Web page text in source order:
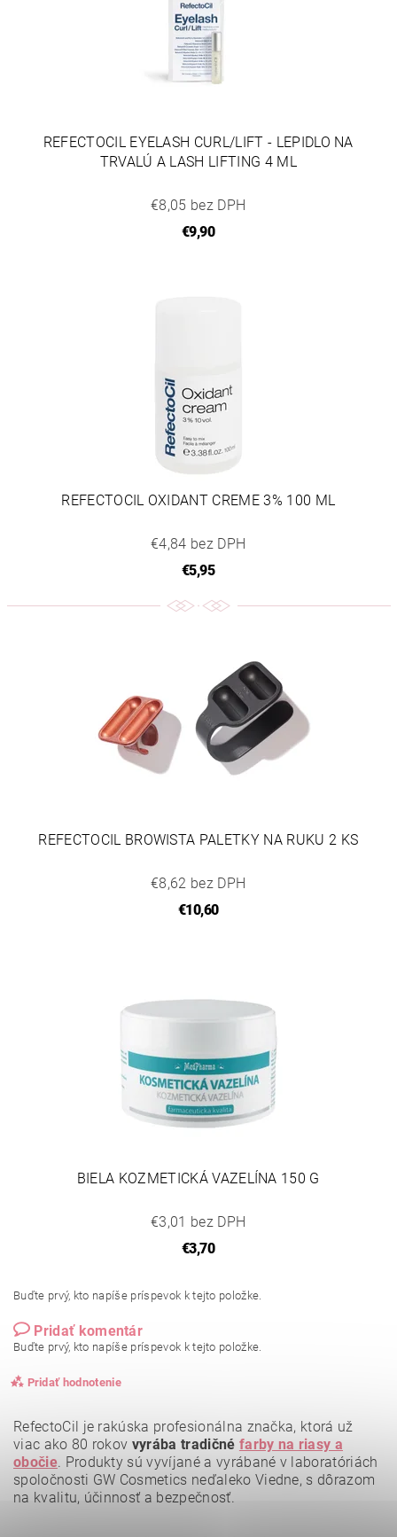
REFECTOCIL EYELASH CURL/LIFT - LEPIDLO NA
TRVALÚ A LASH LIFTING 4 ML
€8,05 bez DPH
€9,90
REFECTOCIL OXIDANT CREME 3% 100 ML
€4,84 bez DPH
€5,95
REFECTOCIL BROWISTA PALETKY NA RUKU 2 KS
€8,62 bez DPH
€10,60
BIELA KOZMETICKÁ VAZELÍNA 150 G
€3,01 bez DPH
€3,70
Buďte prvý, kto napíše príspevok k tejto položke.
Pridať komentár
Buďte prvý, kto napíše príspevok k tejto položke.
Pridať hodnotenie
RefectoCil je rakúska profesionálna značka, ktorá už
viac ako 80 rokov vyrába tradičné farby na riasy a
obočie. Produkty sú vyvíjané a vyrábané v laboratóriách
spoločnosti GW Cosmetics neďaleko Viedne, s dôrazom
na kvalitu, účinnosť a bezpečnosť.